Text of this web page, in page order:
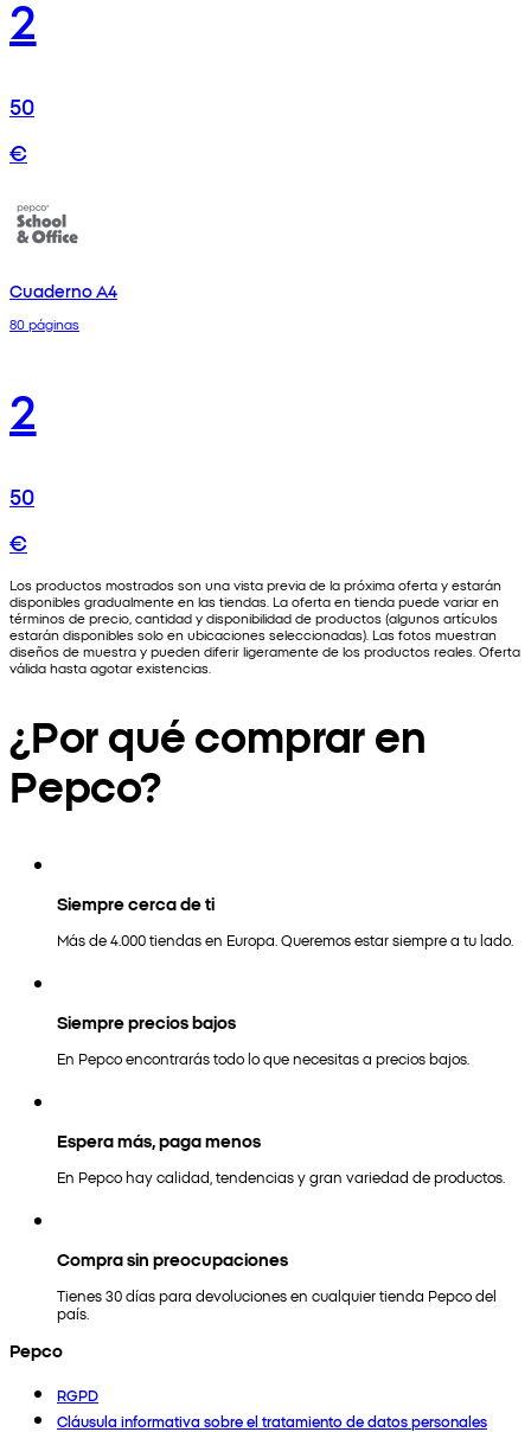
2
50
€
Cuaderno A4
80 páginas
2
50
€
Los productos mostrados son una vista previa de la próxima oferta y estarán
disponibles gradualmente en las tiendas. La oferta en tienda puede variar en
términos de precio, cantidad y disponibilidad de productos (algunos artículos
estarán disponibles solo en ubicaciones seleccionadas). Las fotos muestran
diseños de muestra y pueden diferir ligeramente de los productos reales. Oferta
válida hasta agotar existencias.
¿Por qué comprar en
Pepco?
Siempre cerca de ti
Más de 4.000 tiendas en Europa. Queremos estar siempre a tu lado.
Siempre precios bajos
En Pepco encontrarás todo lo que necesitas a precios bajos.
Espera más, paga menos
En Pepco hay calidad, tendencias y gran variedad de productos.
Compra sin preocupaciones
Tienes 30 días para devoluciones en cualquier tienda Pepco del
país.
Pepco
RGPD
Cláusula informativa sobre el tratamiento de datos personales